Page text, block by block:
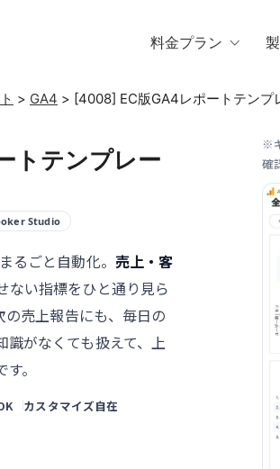
料金プラン
> GA4 > [4008] EC版GA4レポートテンプ
トテンプレー
Studio
るごと自動化。 売上・客
ない指標をひと通り見ら
の売上報告にも、毎日の
がなくても扱えて、上
。
カスタマイズ自在
※
確